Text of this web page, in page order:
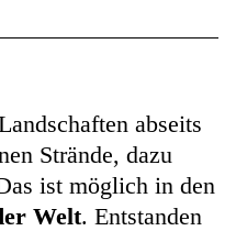
abseits
Strände, dazu
ist möglich in den
Welt. Entstanden